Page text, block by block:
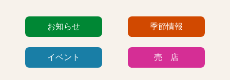
お知らせ 季節情報
イベント 売 店